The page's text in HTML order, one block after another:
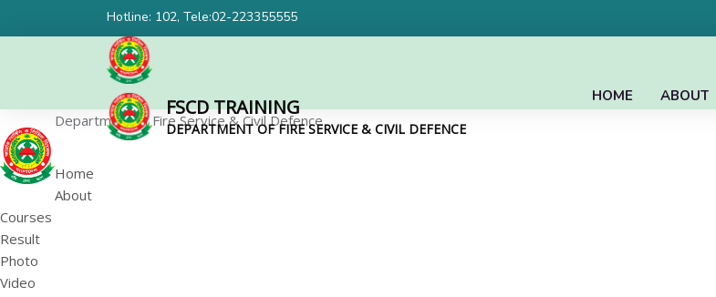
Hotline: 102, Tele:02-223355555
FSCD TRAINING
DEPARTMENT OF FIRE SERVICE & CIVIL DEFENCE
ABOUT
HOME
Department of Fire Service & Civil Defence
Home
About
Courses
Result
Photo
Video